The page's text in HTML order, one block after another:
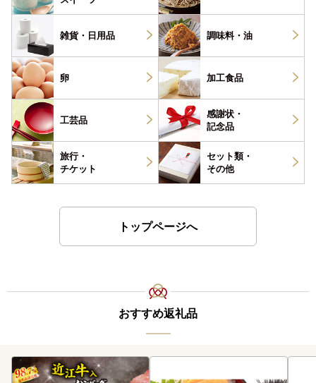
雑貨・ 日用品 調味料・ 油
卵 加工食品
工芸品
感謝状・
記念品
旅行・
チケット
セット類・
その他
トップページへ
おすすめ返礼品